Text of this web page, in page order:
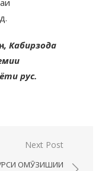
, Кабирзода
рус.
Next Post
ОМӮЗИШИИ